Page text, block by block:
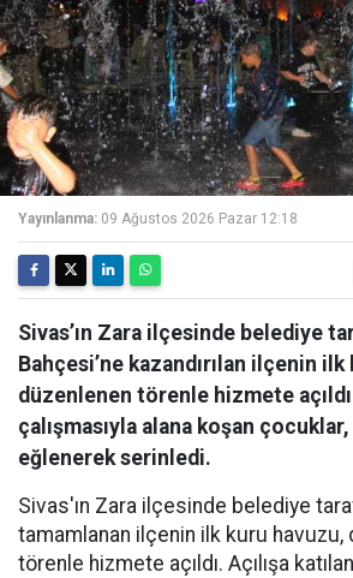
Yayınlanma: 09 Ağustos 2026 Pazar 12:18
Sivas’ın Zara ilçesinde belediye
Bahçesi’ne kazandırılan ilçenin
düzenlenen törenle hizmete
çalışmasıyla alana koşan
eğlenerek serinledi.
Sivas'ın Zara ilçesinde belediye
tamamlanan ilçenin ilk kuru havuzu,
törenle hizmete açıldı. Açılışa